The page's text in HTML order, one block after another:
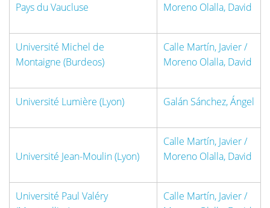
Pays du Vaucluse
Moreno Olalla, David
Université Michel de
Montaigne (Burdeos)
Calle Martín, Javier /
Moreno Olalla, David
Université Lumière (Lyon) Galán Sánchez, Ángel
Université Jean-Moulin (Lyon)
Calle Martín, Javier /
Moreno Olalla, David
Université Paul Valéry
Calle Martín, Javier /